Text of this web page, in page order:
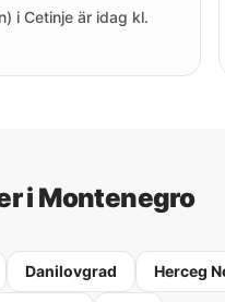
i Cetinje är idag kl.
i Montenegro
Danilovgrad Herceg